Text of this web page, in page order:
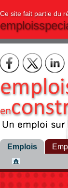
Ce site fait partie du
Emplois